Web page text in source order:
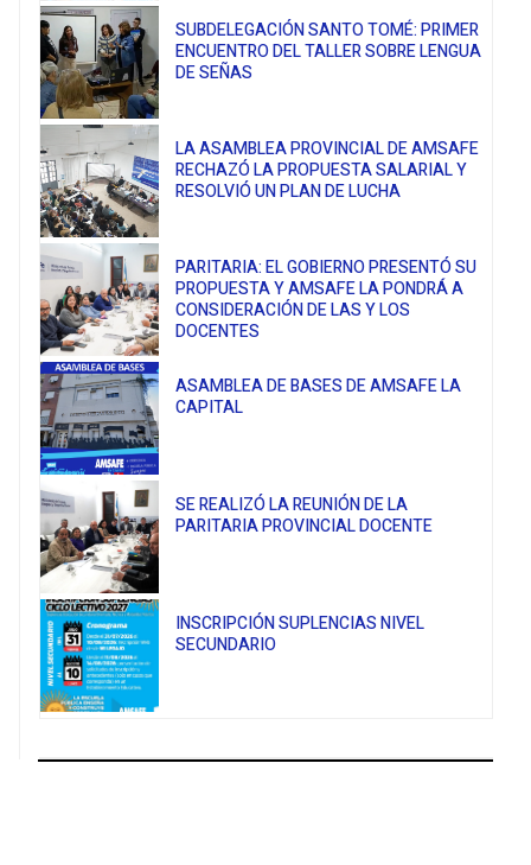
SUBDELEGACIÓN SANTO TOMÉ: PRIMER
ENCUENTRO DEL TALLER SOBRE LENGUA
DE SEÑAS
LA ASAMBLEA PROVINCIAL DE AMSAFE
RECHAZÓ LA PROPUESTA SALARIAL Y
RESOLVIÓ UN PLAN DE LUCHA
PARITARIA: EL GOBIERNO PRESENTÓ SU
PROPUESTA Y AMSAFE LA PONDRÁ A
CONSIDERACIÓN DE LAS Y LOS
DOCENTES
ASAMBLEA DE BASES DE AMSAFE LA
CAPITAL
SE REALIZÓ LA REUNIÓN DE LA
PARITARIA PROVINCIAL DOCENTE
INSCRIPCIÓN SUPLENCIAS NIVEL
SECUNDARIO